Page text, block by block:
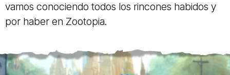
vamos conociendo todos los rincones habidos y
por haber en Zootopia.